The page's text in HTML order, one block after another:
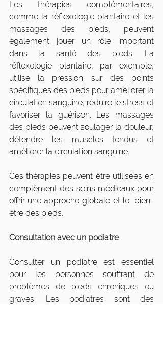
Les thérapies complémentaires,
comme la réflexologie plantaire et les
massages des pieds, peuvent
également jouer un rôle important
dans la santé des pieds. La
réflexologie plantaire, par exemple,
utilise la pression sur des points
spécifiques des pieds pour améliorer la
circulation sanguine, réduire le stress et
favoriser la guérison. Les massages
des pieds peuvent soulager la douleur,
détendre les muscles tendus et
améliorer la circulation sanguine.
Ces thérapies peuvent être utilisées en
complément des soins médicaux pour
offrir une approche globale et le  bien-
être des pieds.
Consultation avec un podiatre
Consulter un podiatre est essentiel
pour les personnes souffrant de
problèmes de pieds chroniques ou
graves. Les podiatres sont des